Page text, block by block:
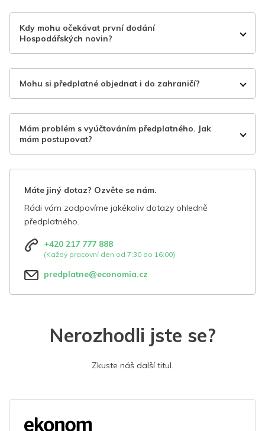
Kdy mohu očekávat první dodání
Hospodářských novin?
Mohu si předplatné objednat i do zahraničí?
Mám problém s vyúčtováním předplatného. Jak
mám postupovat?
Máte jiný dotaz? Ozvěte se nám.
Rádi vám zodpovíme jakékoliv dotazy ohledně
předplatného.
+420 217 777 888
(Každý pracovní den od 7:30 do 16:00)
predplatne@economia.cz
Nerozhodli jste se?
Zkuste náš další titul.